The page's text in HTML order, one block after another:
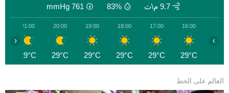
9.7 م\ث 83%
761
mmHg
16:00
29°C
17:00
29°C
18:00
29°C
19:00
29°C
20:00
29°C
21:00
29°C
‹ ›
العالم على الخط